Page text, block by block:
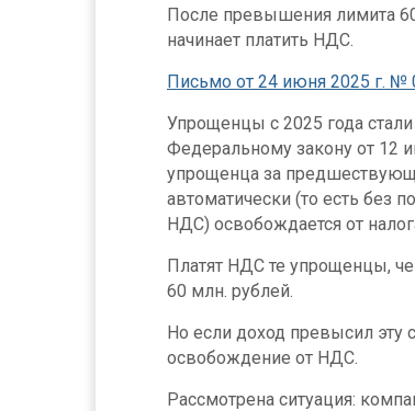
После превышения лимита
начинает платить НДС.
Письмо от 24 июня 2025 г. №
Упрощенцы с 2025 года стали
Федеральному закону от 12
упрощенца за
автоматически (то есть без
НДС) освобождается от
Платят НДС те упрощенцы,
60 млн. рублей.
Но если доход превысил эту
освобождение от НДС.
Рассмотрена ситуация: